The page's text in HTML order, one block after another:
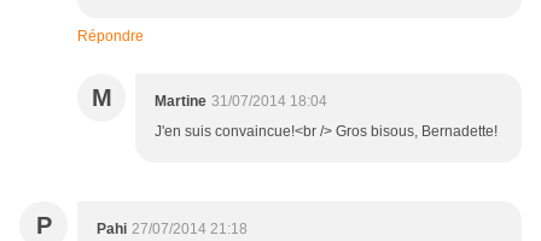
Répondre
M Martine 31/07/2014 18:04
J'en suis convaincue!<br /> Gros bisous, Bernadette!
P Pahi 27/07/2014 21:18